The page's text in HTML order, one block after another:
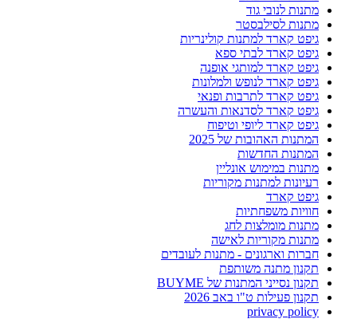
מתנות לנובי גוד
מתנות לסילבסטר
גיפט קארד למתנות קולינריות
גיפט קארד לבתי ספא
גיפט קארד למותגי אופנה
גיפט קארד לנופש ולמלונות
גיפט קארד לתרבות ופנאי
גיפט קארד לסדנאות והעשרה
גיפט קארד ליופי וטיפוח
המתנות האהובות של 2025
המתנות החדשות
מתנות במימוש אונליין
רעיונות למתנות מקוריות
גיפט קארד
חוויות משפחתיות
מתנות מומלצות לחג
מתנות מקוריות לאישה
חברות וארגונים - מתנות לעובדים
תקנון מתנה משותפת
תקנון נסייני המתנות של BUYME
תקנון פעילות ט"ו באב 2026
privacy policy